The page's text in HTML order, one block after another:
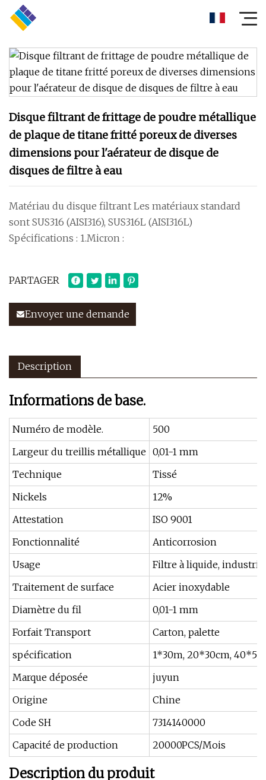
Disque filtrant de frittage de poudre métallique
de plaque de titane fritté poreux de diverses
dimensions pour l'aérateur de disque de
disques de filtre à eau
Matériau du disque filtrant Les matériaux standard
sont SUS316 (AISI316), SUS316L (AISI316L)
Spécifications : 1.Micron :
PARTAGER
Envoyer une demande
Description
Informations de base.
Numéro de modèle.
500
Largeur du treillis métallique 0,01-1 mm
Technique
Tissé
Nickels
12%
Attestation
ISO 9001
Fonctionnalité
Anticorrosion
Usage
Filtre à liquide,
Traitement de surface
Acier inoxydable
Diamètre du fil
0,01-1 mm
Forfait Transport
Carton, palette
spécification
1*30m, 20*30cm,
Marque déposée
juyun
Origine
Chine
Code SH
7314140000
Capacité de production
20000PCS/Mois
Description du produit